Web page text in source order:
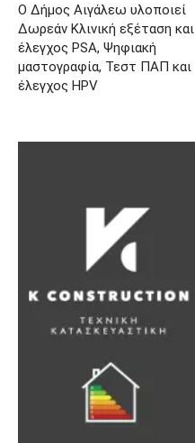
Ο Δήμος Αιγάλεω υλοποιεί
Δωρεάν Κλινική εξέταση και
έλεγχος PSA, Ψηφιακή
μαστογραφία, Τεστ ΠΑΠ και
έλεγχος HPV